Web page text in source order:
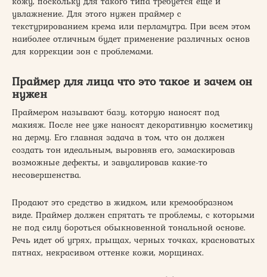
увлажнение. Для этого нужен праймер с
текстурированием крема или перламутра. При всем этом
наиболее отличным будет применение различных основ
для коррекции зон с проблемами.
Праймер для лица что это такое и зачем он
нужен
Праймером называют базу, которую наносят под
макияж. После нее уже наносят декоративную косметику
на дерму. Его главная задача в том, что он должен
создать тон идеальным, выровняв его, замаскировав
возможные дефекты, и завуалировав какие-то
несовершенства.
Продают это средство в жидком, или кремообразном
виде. Праймер должен спрятать те проблемы, с которыми
не под силу бороться обыкновенной тональной основе.
Речь идет об угрях, прыщах, черных точках, красноватых
пятнах, некрасивом оттенке кожи, морщинах.